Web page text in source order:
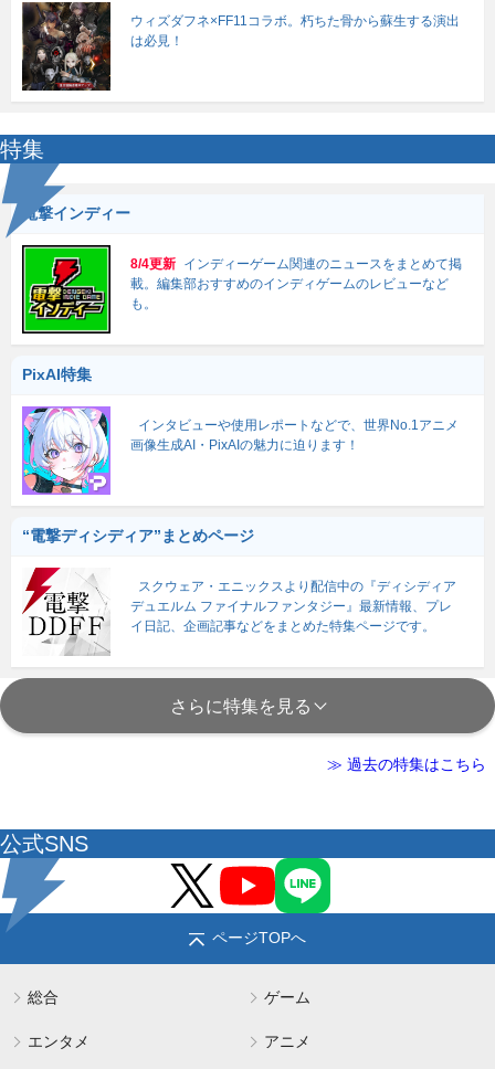
ウィズダフネ×FF11コラボ。朽ちた骨から蘇生する演出
は必見！
特集
電撃インディー
8/4更新 インディーゲーム関連のニュースをまとめて掲
載。編集部おすすめのインディゲームのレビューなど
も。
PixAI特集
インタビューや使用レポートなどで、世界No.1アニメ
画像生成AI・PixAIの魅力に迫ります！
“電撃ディシディア”まとめページ
スクウェア・エニックスより配信中の『ディシディア
デュエルム ファイナルファンタジー』最新情報、プレ
イ日記、企画記事などをまとめた特集ページです。
さらに特集を見る
≫ 過去の特集はこちら
公式SNS
ページTOPへ
総合 ゲーム
エンタメ アニメ